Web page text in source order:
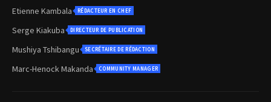
Etienne Kambala RÉDACTEUR EN CHEF
Serge Kiakuba DIRECTEUR DE PUBLICATION
Mushiya Tshibangu SECRÉTAIRE DE RÉDACTION
Marc-Henock Makanda COMMUNITY MANAGER